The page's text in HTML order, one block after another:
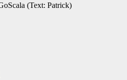
(Text: Patrick)